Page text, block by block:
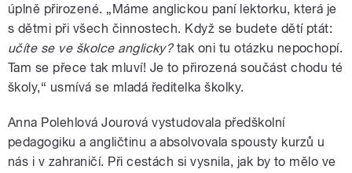
úplně přirozené. „Máme anglickou paní lektorku, která je
s dětmi při všech činnostech. Když se budete dětí ptát:
učíte se ve školce anglicky? tak oni tu otázku nepochopí.
Tam se přece tak mluví! Je to přirozená součást chodu té
školy,“ usmívá se mladá ředitelka školky.
Anna Polehlová Jourová vystudovala předškolní
pedagogiku a angličtinu a absolvovala spousty kurzů u
nás i v zahraničí. Při cestách si vysnila, jak by to mělo ve